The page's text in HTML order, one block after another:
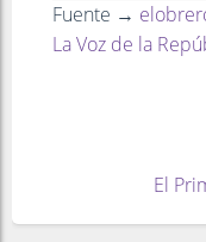
Fuente →
La Voz de la
El